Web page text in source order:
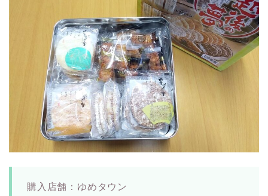
購入店舗：ゆめタウン